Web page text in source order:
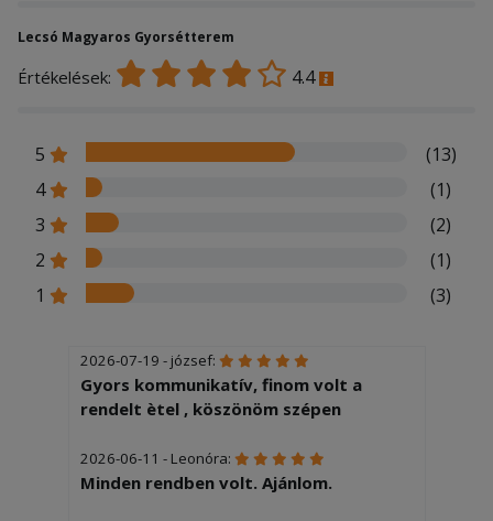
Lecsó Magyaros Gyorsétterem
Értékelések: 4.4
5
(13)
4
(1)
3
(2)
2
(1)
1
(3)
2026-07-19 - józsef:
Gyors kommunikatív, finom volt a
rendelt ètel , köszönöm szépen
2026-06-11 - Leonóra:
Minden rendben volt. Ajánlom.